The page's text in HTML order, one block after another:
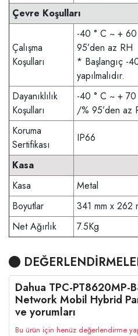
Çevre Koşulları
Çalışma
Koşulları
-40 ° C ~ +
95’den az RH
* Başlangıç -
yapılmalıdır.
Dayanıklılık
Koşulları
-40 ° C ~ +
/% 95’den az
Koruma
Sertifikası
IP66
Kasa
Kasa
Metal
Boyutlar
341 mm x 262
Net Ağırlık
7.5Kg
Dahua TPC-PT8620MP-
Network Mobil Hybrid
ve yorumları
Bu ürün için henüz değerlendirme